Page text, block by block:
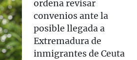
ordena revisar
convenios ante la
posible llegada a
Extremadura de
inmigrantes de Ceuta